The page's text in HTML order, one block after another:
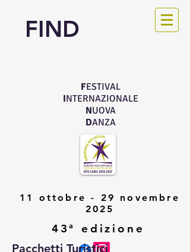
FIND
FESTIVAL
INTERNAZIONALE
NUOVA
DANZA
11 ottobre - 29 novembre
2025
43ª edizione
Pacchetti Turistici